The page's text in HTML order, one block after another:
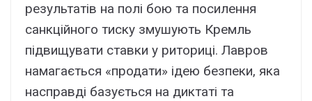
результатів на полі бою та посилення
санкційного тиску змушують Кремль
підвищувати ставки у риториці. Лавров
намагається «продати» ідею безпеки, яка
насправді базується на диктаті та